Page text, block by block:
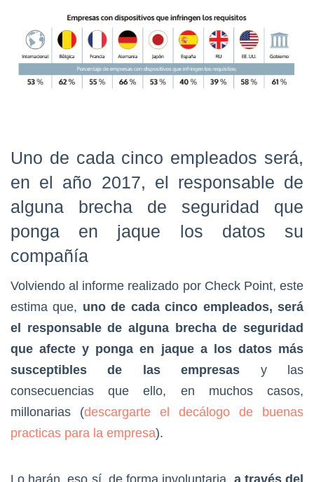
Uno de cada cinco empleados será,
en el año 2017, el responsable de
alguna brecha de seguridad que
ponga en jaque los datos su
compañía
Volviendo al informe realizado por Check Point, este
estima que, uno de cada cinco empleados, será
el responsable de alguna brecha de seguridad
que afecte y ponga en jaque a los datos más
susceptibles de las empresas y las
consecuencias que ello, en muchos casos,
millonarias (descargarte el decálogo de buenas
practicas para la empresa).
Lo harán, eso sí, de forma involuntaria, a través del